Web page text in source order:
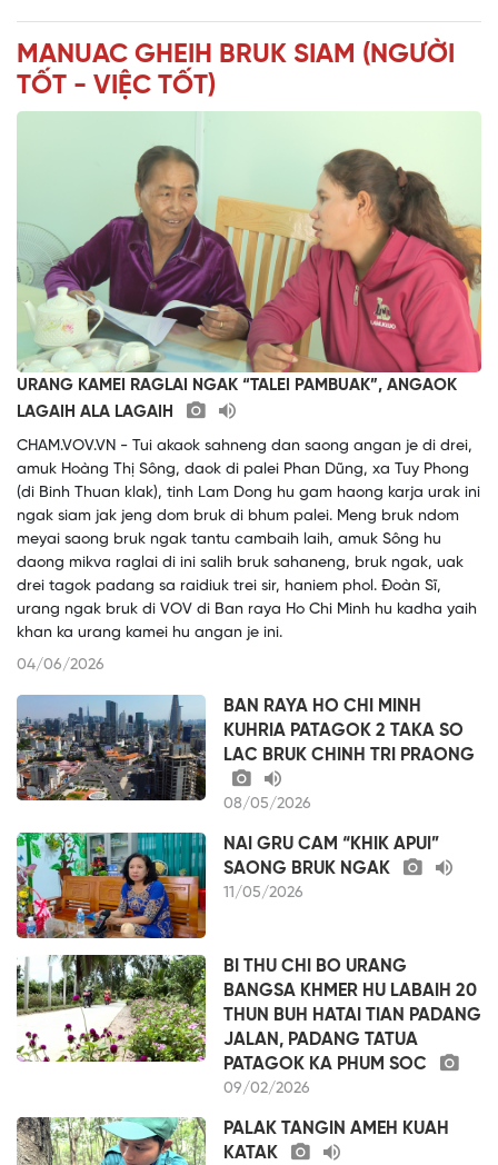
MANUAC GHEIH BRUK SIAM (NGƯỜI
TỐT - VIỆC TỐT)
URANG KAMEI RAGLAI NGAK “TALEI PAMBUAK”, ANGAOK
LAGAIH ALA LAGAIH
CHAM.VOV.VN - Tui akaok sahneng dan saong angan je di drei,
amuk Hoàng Thị Sông, daok di palei Phan Dũng, xa Tuy Phong
(di Binh Thuan klak), tinh Lam Dong hu gam haong karja urak ini
ngak siam jak jeng dom bruk di bhum palei. Meng bruk ndom
meyai saong bruk ngak tantu cambaih laih, amuk Sông hu
daong mikva raglai di ini salih bruk sahaneng, bruk ngak, uak
drei tagok padang sa raidiuk trei sir, haniem phol. Đoàn Sĩ,
urang ngak bruk di VOV di Ban raya Ho Chi Minh hu kadha yaih
khan ka urang kamei hu angan je ini.
04/06/2026
BAN RAYA HO CHI MINH
KUHRIA PATAGOK 2 TAKA SO
LAC BRUK CHINH TRI PRAONG
08/05/2026
NAI GRU CAM “KHIK APUI”
SAONG BRUK NGAK
11/05/2026
BI THU CHI BO URANG
BANGSA KHMER HU LABAIH 20
THUN BUH HATAI TIAN PADANG
JALAN, PADANG TATUA
PATAGOK KA PHUM SOC
09/02/2026
PALAK TANGIN AMEH KUAH
KATAK